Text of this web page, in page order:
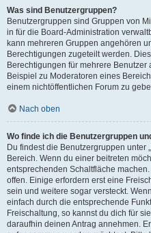
Was sind Benutzergruppen?
Benutzergruppen sind Gruppen von
in für die Board-Administration
kann mehreren Gruppen angehören
Berechtigungen zugeteilt werden.
Berechtigungen für mehrere
Beispiel zu Moderatoren eines
einem nichtöffentlichen Forum zu
Nach oben
Wo finde ich die Benutzergruppen
Du findest die Benutzergruppen unter
Bereich. Wenn du einer beitreten
entsprechenden Schaltfläche
offen. Einige erfordern erst eine
sein und weitere sogar versteckt.
einfach durch die entsprechende
Freischaltung, so kannst du dich für
daraufhin deinen Antrag annehmen.